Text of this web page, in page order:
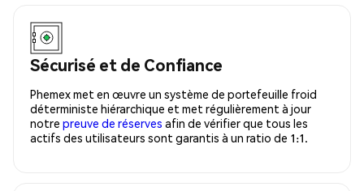
Sécurisé et de Confiance
Phemex met en œuvre un système de portefeuille froid
déterministe hiérarchique et met régulièrement à jour
notre preuve de réserves afin de vérifier que tous les
actifs des utilisateurs sont garantis à un ratio de 1:1.